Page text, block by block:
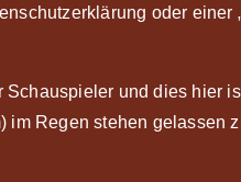
oder einer
und dies hier
Regen stehen gelassen